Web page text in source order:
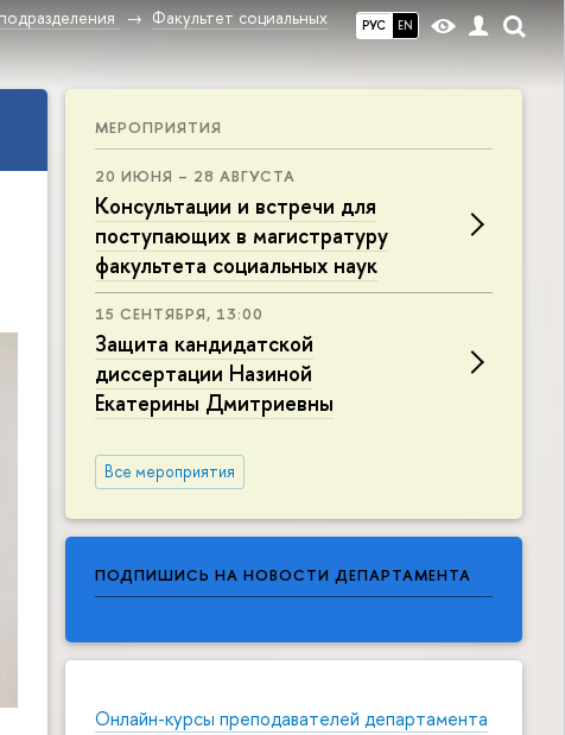
РУС EN
Факультет социальных
МЕРОПРИЯТИЯ
20 ИЮНЯ – 28 АВГУСТА
Консультации и встречи для
поступающих в магистратуру
факультета социальных наук
15 СЕНТЯБРЯ, 13:00
Защита кандидатской
диссертации Назиной
Екатерины Дмитриевны
Все мероприятия
ПОДПИШИСЬ НА НОВОСТИ ДЕПАРТАМЕНТА
Онлайн-курсы преподавателей департамента